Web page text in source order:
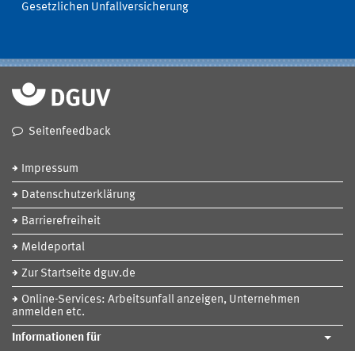
Gesetzlichen Unfallversicherung
Seitenfeedback
Impressum
Datenschutzerklärung
Barrierefreiheit
Meldeportal
Zur Startseite dguv.de
Online-Services: Arbeitsunfall anzeigen, Unternehmen
anmelden etc.
Informationen für